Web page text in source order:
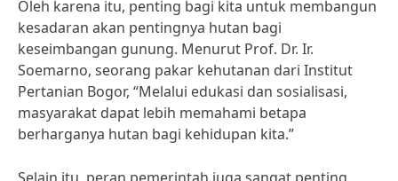
Oleh karena itu, penting bagi kita untuk membangun
kesadaran akan pentingnya hutan bagi
keseimbangan gunung. Menurut Prof. Dr. Ir.
Soemarno, seorang pakar kehutanan dari Institut
Pertanian Bogor, “Melalui edukasi dan sosialisasi,
masyarakat dapat lebih memahami betapa
berharganya hutan bagi kehidupan kita.”